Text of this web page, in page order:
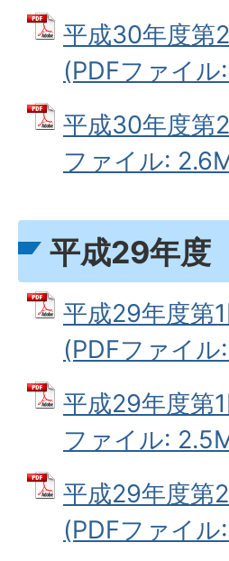
平成30年度第
(PDFファイル
平成30年度第
ファイル:
平成29年度
平成29年度第
(PDFファイル
平成29年度第
ファイル:
平成29年度第
(PDFファイル